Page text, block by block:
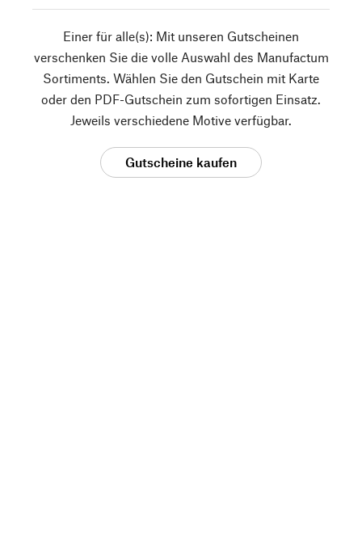
Einer für alle(s): Mit unseren Gutscheinen
verschenken Sie die volle Auswahl des Manufactum
Sortiments. Wählen Sie den Gutschein mit Karte
oder den PDF-Gutschein zum sofortigen Einsatz.
Jeweils verschiedene Motive verfügbar.
Gutscheine kaufen